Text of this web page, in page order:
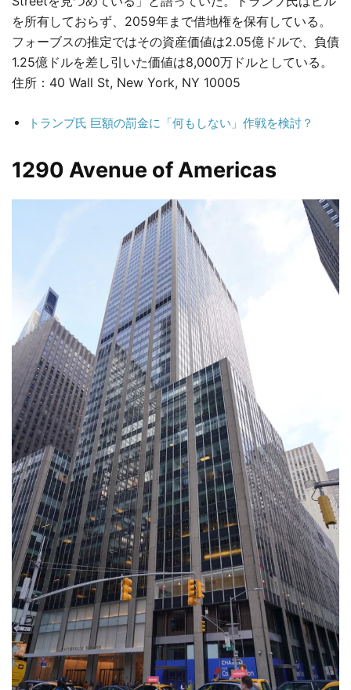
を所有しておらず、2059年まで借地権を保有している。
フォーブスの推定ではその資産価値は2.05億ドルで、負債
1.25億ドルを差し引いた価値は8,000万ドルとしている。
住所：40 Wall St, New York, NY 10005
トランプ氏 巨額の罰金に「何もしない」作戦を検討？
1290 Avenue of Americas